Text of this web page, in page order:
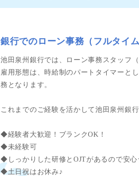
銀行でのローン事務（フルタイム
池田泉州銀行では、ローン事務スタッフ
雇用形態は、時給制のパートタイマーと
務となります。
これまでのご経験を活かして池田泉州銀
◆経験者大歓迎！ブランクOK！
◆未経験可
◆しっかりした研修とOJTがあるので安
◆土日祝はお休み♪